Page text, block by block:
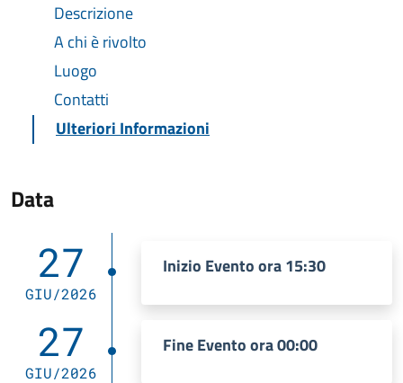
Descrizione
A chi è rivolto
Luogo
Contatti
Ulteriori Informazioni
Data
27
GIU/2026
Inizio Evento ora 15:30
27
GIU/2026
Fine Evento ora 00:00